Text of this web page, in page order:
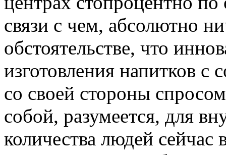
связи с чем, абсолютно
обстоятельстве, что
изготовления напитков с
со своей стороны
собой, разумеется, для
количества людей сейчас